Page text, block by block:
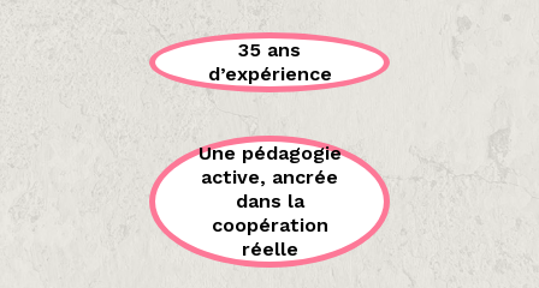
35 ans
d’expérience
Une pédagogie
active, ancrée
dans la
coopération
réelle